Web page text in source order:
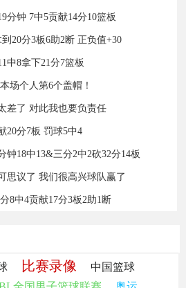
分钟 7中5贡献14分10篮板
20分3板6助2断 正负值+30
中8拿下21分7篮板
场个人第6个盖帽！
差了 对此我也要负责任
20分7板 罚球5中4
钟18中13&三分2中2砍32分14板
思议了 我们很高兴球队赢了
8中4贡献17分3板2助1断
比赛录像
中国篮球